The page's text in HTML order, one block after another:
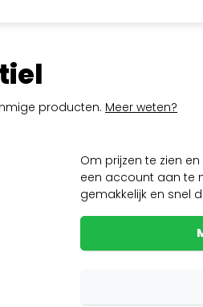
producten. Meer weten?
Om prijzen te zien
een account aan te
gemakkelijk en snel